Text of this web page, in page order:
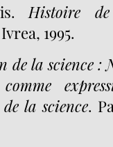
Histoire
1995.
de la science :
la science.